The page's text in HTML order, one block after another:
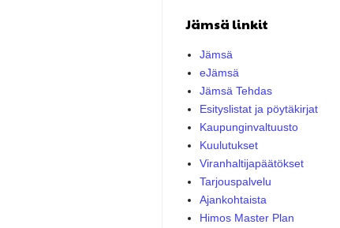
Jämsä linkit
Jämsä
eJämsä
Jämsä Tehdas
Esityslistat ja pöytäkirjat
Kaupunginvaltuusto
Kuulutukset
Viranhaltijapäätökset
Tarjouspalvelu
Ajankohtaista
Himos Master Plan